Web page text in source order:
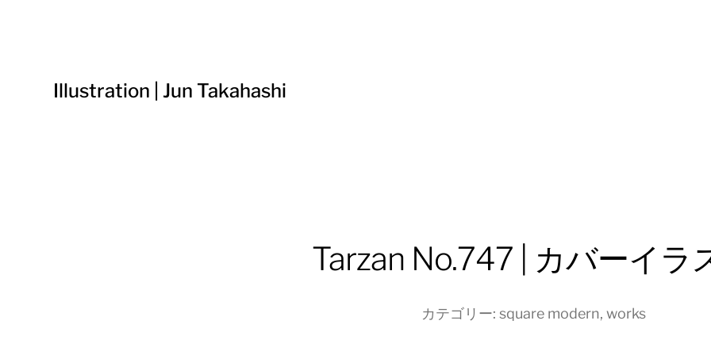
Illustration | Jun Takahashi
Tarzan No.747 | カバーイラ
カテゴリー: square modern, works